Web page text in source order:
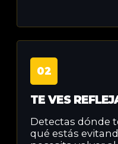
02
TE VES
Detectas dónde
qué estás